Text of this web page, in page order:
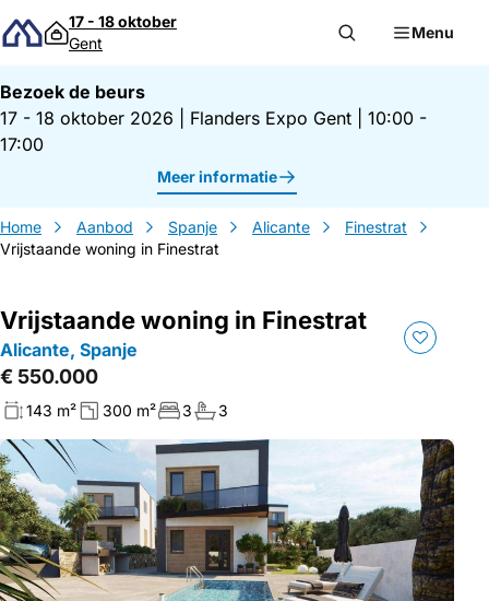
Direct naar inhoud
17 - 18 oktober
Gent
Menu
Bezoek de beurs
17 - 18 oktober 2026
Flanders Expo Gent
10:00 -
17:00
Meer informatie
Home Aanbod Spanje Alicante
Finestrat
Vrijstaande woning in Finestrat
Vrijstaande woning in Finestrat
Alicante, Spanje
€ 550.000
143 m² 300 m² 3 3